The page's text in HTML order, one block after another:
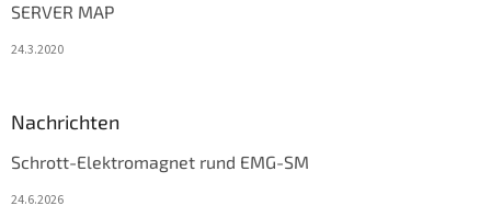
SERVER MAP
24.3.2020
Nachrichten
Schrott-Elektromagnet rund EMG-SM
24.6.2026